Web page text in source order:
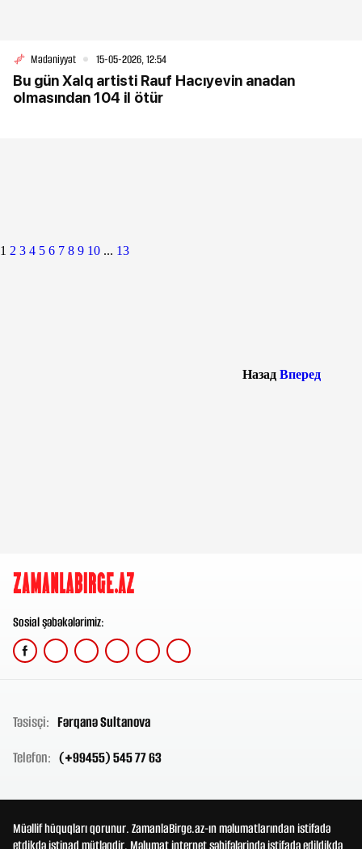
Mədəniyyət 15-05-2026, 12:54
Bu gün Xalq artisti Rauf Hacıyevin anadan
olmasından 104 il ötür
1 2 3 4 5 6 7 8 9 10 ... 13
Назад Вперед
Sosial şəbəkələrimiz:
Təsisçi: Fərqanə Sultanova
Telefon: (+99455) 545 77 63
Müəllif hüquqları qorunur. ZamanlaBirge.az-ın məlumatlarından istifadə
etdikdə istinad mütləqdir. Məlumat internet səhifələrində istifadə edildikdə